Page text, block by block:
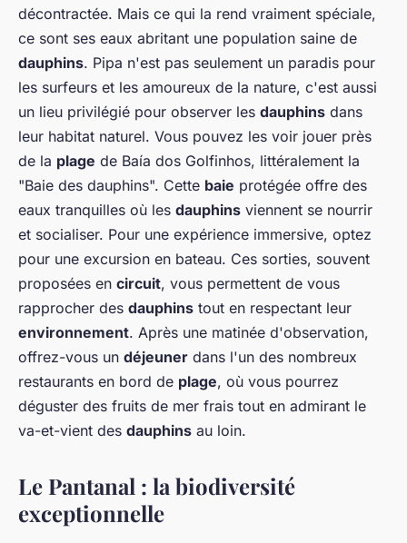
décontractée. Mais ce qui la rend vraiment spéciale,
ce sont ses eaux abritant une population saine de
dauphins. Pipa n'est pas seulement un paradis pour
les surfeurs et les amoureux de la nature, c'est aussi
un lieu privilégié pour observer les dauphins dans
leur habitat naturel. Vous pouvez les voir jouer près
de la plage de Baía dos Golfinhos, littéralement la
"Baie des dauphins". Cette baie protégée offre des
eaux tranquilles où les dauphins viennent se nourrir
et socialiser. Pour une expérience immersive, optez
pour une excursion en bateau. Ces sorties, souvent
proposées en circuit, vous permettent de vous
rapprocher des dauphins tout en respectant leur
environnement. Après une matinée d'observation,
offrez-vous un déjeuner dans l'un des nombreux
restaurants en bord de plage, où vous pourrez
déguster des fruits de mer frais tout en admirant le
va-et-vient des dauphins au loin.
Le Pantanal : la biodiversité
exceptionnelle